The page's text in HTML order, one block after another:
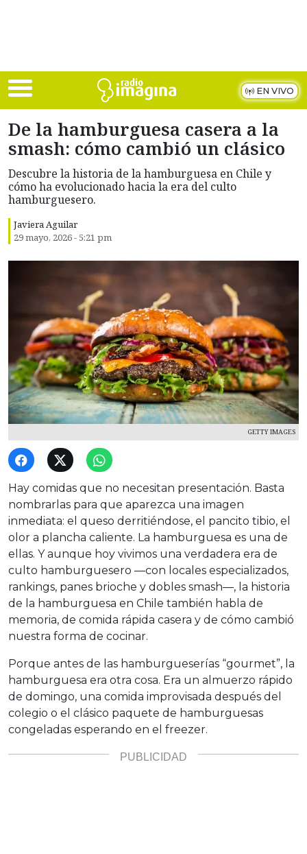
EN VIVO
De la hamburguesa casera a la
smash: cómo cambió un clásico
Descubre la historia de la hamburguesa en Chile y
cómo ha evolucionado hacia la era del culto
hamburguesero.
Javiera Aguilar
29 mayo, 2026 - 5:21 pm
GETTY IMAGES
Hay comidas que no necesitan presentación. Basta
nombrarlas para que aparezca una imagen
inmediata: el queso derritiéndose, el pancito tibio, el
olor a plancha caliente. La hamburguesa es una de
ellas. Y aunque hoy vivimos una verdadera era de
culto hamburguesero —con locales especializados,
rankings, panes brioche y dobles smash—, la historia
de la hamburguesa en Chile también habla de
memoria, de comida rápida casera y de cómo cambió
nuestra forma de cocinar.
Porque antes de las hamburgueserías “gourmet”, la
hamburguesa era otra cosa. Era un almuerzo rápido
de domingo, una comida improvisada después del
colegio o el clásico paquete de hamburguesas
congeladas esperando en el freezer.